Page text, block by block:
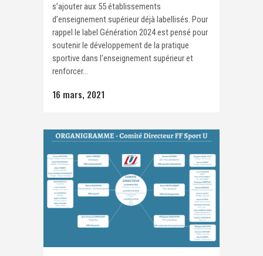
s’ajouter aux 55 établissements
d’enseignement supérieur déjà labellisés. Pour
rappel le label Génération 2024 est pensé pour
soutenir le développement de la pratique
sportive dans l'enseignement supérieur et
renforcer...
16 mars, 2021